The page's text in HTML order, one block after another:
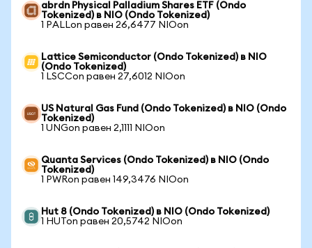
abrdn Physical Palladium Shares ETF (Ondo
Tokenized) в NIO (Ondo Tokenized)
1 PALLon равен 26,6477 NIOon
Lattice Semiconductor (Ondo Tokenized) в NIO
(Ondo Tokenized)
1 LSCCon равен 27,6012 NIOon
US Natural Gas Fund (Ondo Tokenized) в NIO (Ondo
Tokenized)
1 UNGon равен 2,1111 NIOon
Quanta Services (Ondo Tokenized) в NIO (Ondo
Tokenized)
1 PWRon равен 149,3476 NIOon
Hut 8 (Ondo Tokenized) в NIO (Ondo Tokenized)
1 HUTon равен 20,5742 NIOon